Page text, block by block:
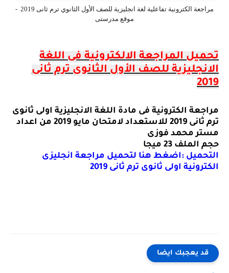
مراجعة الكترونية تفاعلية لغة انجليزية للصف الأول الثانوي ترم ثانى 2019 -
موقع مدرستى
تحميل المراجعة الالكترونية فى اللغة
الانجليزية للصف الأول الثانوى ترم ثانى
2019
مراجعة الكترونية فى مادة اللغة الانجليزية اولى ثانوى
ترم ثانى 2019 للاستعداد لامتحان مايو 2019 من اعداد
مستر محمد فوزى
حجم الملف 23 ميجا
التحميل :اضغط هنا لتحميل مراجعة انجليزى
الكترونية اولى ثانوى ترم ثانى 2019
قد يعجبك ايضا